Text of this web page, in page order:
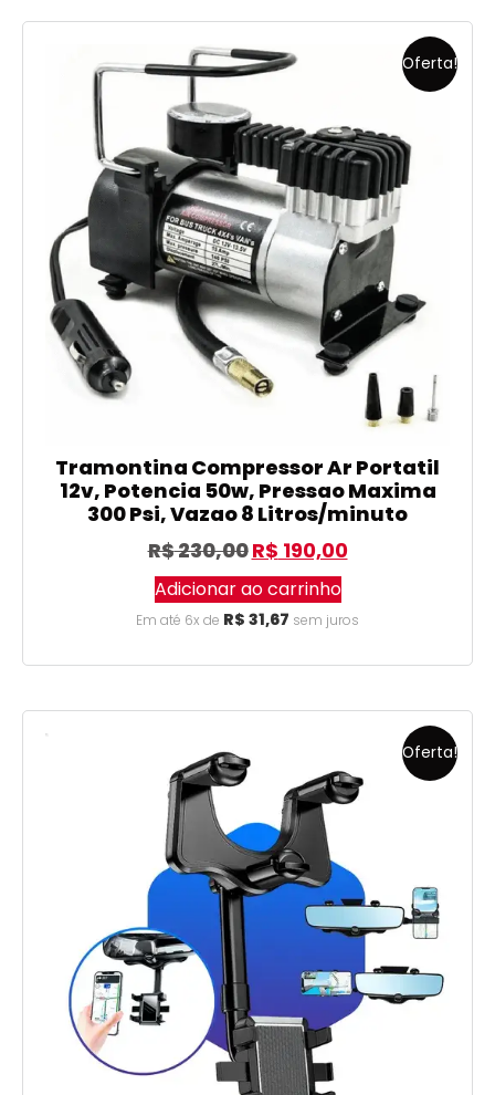
Oferta!
Tramontina Compressor Ar Portatil
12v, Potencia 50w, Pressao Maxima
300 Psi, Vazao 8 Litros/minuto
R$230,00R$ 190,00
Adicionar ao carrinho
Em até 6x de R$ 31,67 sem juros
Oferta!